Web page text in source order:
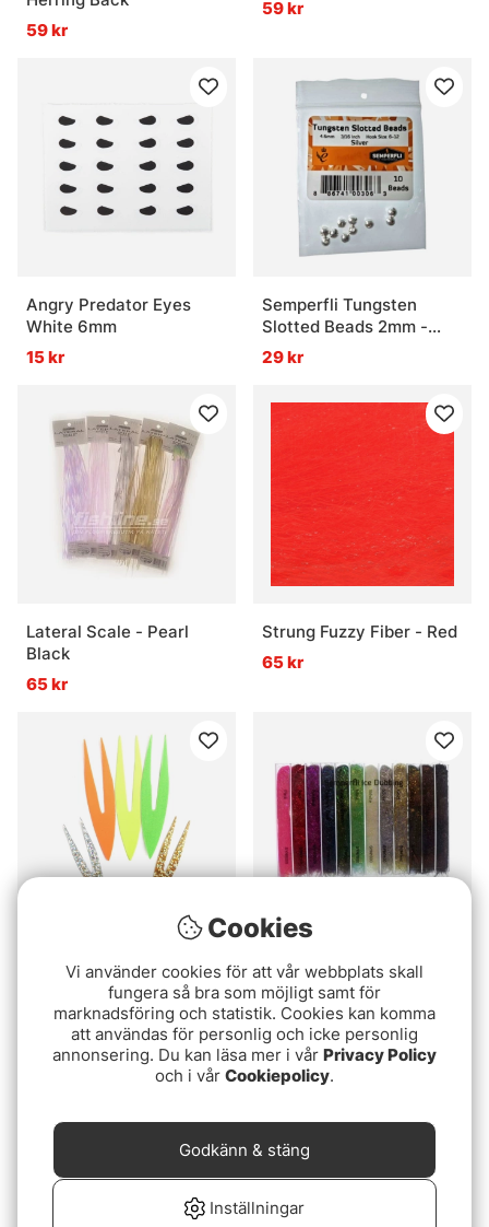
59 kr
59 kr
Angry Predator Eyes
White 6mm
15 kr
Semperfli Tungsten
Slotted Beads 2mm -
Silver
29 kr
Lateral Scale - Pearl
Black
65 kr
Strung Fuzzy Fiber - Red
65 kr
Double Tails XL
95 kr
Semperfli Ice Dubbing
Dispenser
275 kr
Cookies
Vi använder cookies för att vår webbplats skall
fungera så bra som möjligt samt för
marknadsföring och statistik. Cookies kan komma
att användas för personlig och icke personlig
annonsering. Du kan läsa mer i vår Privacy Policy
och i vår Cookiepolicy.
Inställningar
Godkänn & stäng